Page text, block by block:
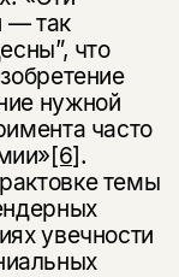
— так
что
нужной
часто
[6].
темы
увечности